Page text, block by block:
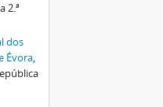
2.ª
dos
Évora,